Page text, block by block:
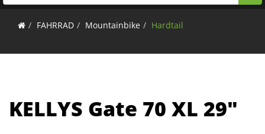
FAHRRAD Mountainbike Hardtail
KELLYS Gate 70 XL 29"